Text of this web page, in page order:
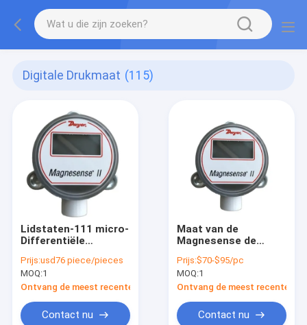
Digitale Drukmaat (115)
Lidstaten-111 micro-
Differentiële
Prijs:usd76 piece/pieces
MOQ:1
Ontvang de meest recente Prijs
Contact nu
Maat van de
Magnesense de
Prijs:$70-$95/pc
MOQ:1
Ontvang de meest recente
Contact nu